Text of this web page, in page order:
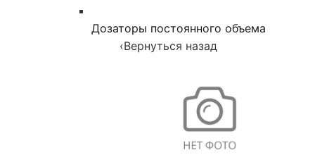
Дозаторы постоянного объема
‹Вернуться назад